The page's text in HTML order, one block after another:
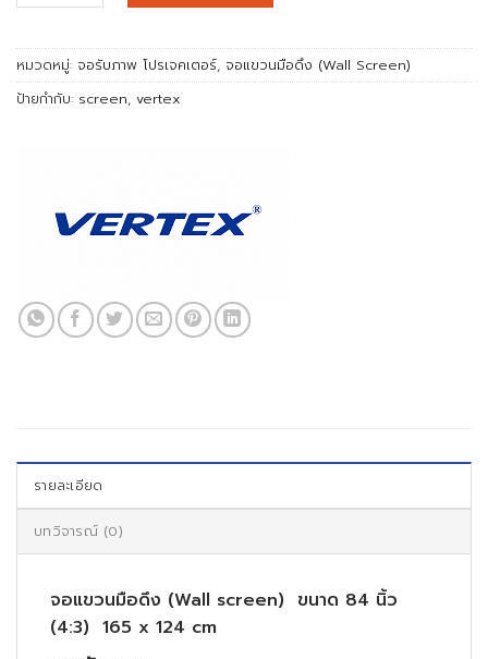
หมวดหมู่: จอรับภาพ โปรเจคเตอร์, จอแขวนมือดึง (Wall Screen)
ป้ายกำกับ: screen, vertex
รายละเอียด
บทวิจารณ์ (0)
จอแขวนมือดึง (Wall screen) ขนาด 84 นิ้ว
(4:3) 165 x 124 cm